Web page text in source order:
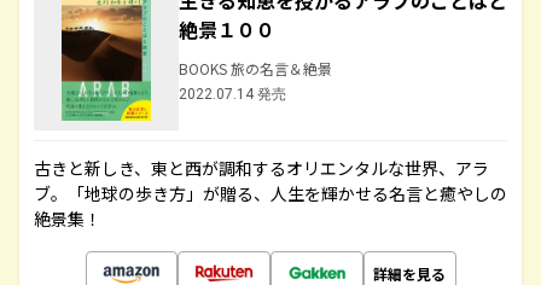
絶景１００
BOOKS 旅の名言＆絶景
2022.07.14 発売
古きと新しき、東と西が調和するオリエンタルな世界、アラ
ブ。「地球の歩き方」が贈る、人生を輝かせる名言と癒やしの
絶景集！
詳細を見る